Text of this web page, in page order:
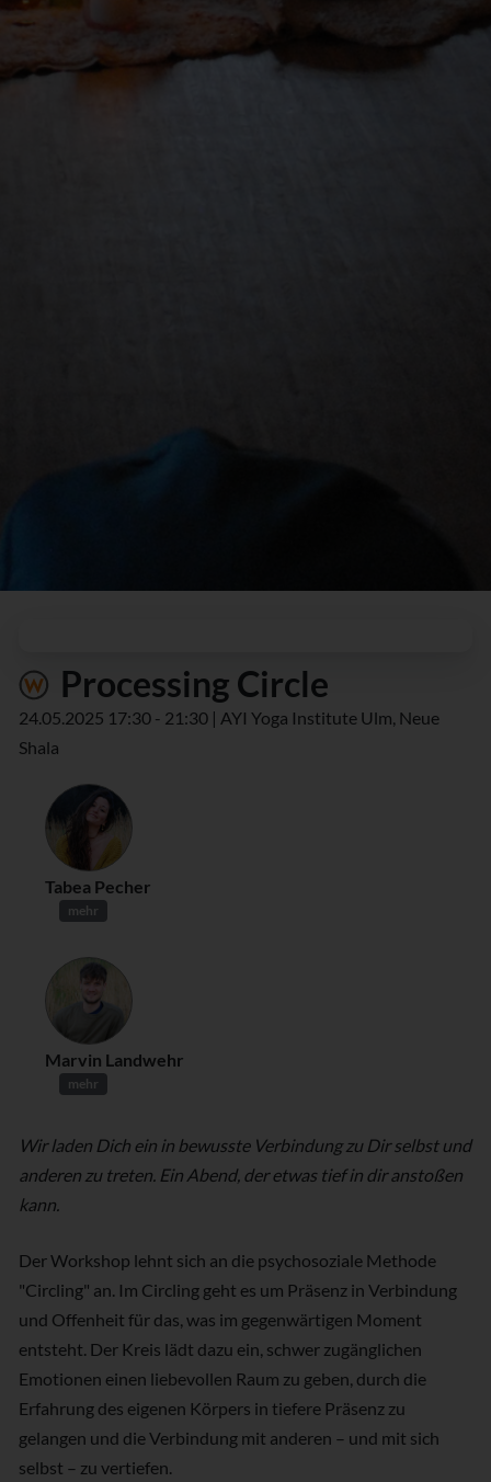
Processing Circle
24.05.2025 17:30 - 21:30 | AYI Yoga Institute Ulm, Neue
Shala
Tabea Pecher
mehr
Marvin Landwehr
mehr
Wir laden Dich ein in bewusste Verbindung zu Dir selbst und
anderen zu treten. Ein Abend, der etwas tief in dir anstoßen
kann.
Der Workshop lehnt sich an die psychosoziale Methode
"Circling" an. Im Circling geht es um Präsenz in Verbindung
und Offenheit für das, was im gegenwärtigen Moment
entsteht. Der Kreis lädt dazu ein, schwer zugänglichen
Emotionen einen liebevollen Raum zu geben, durch die
Erfahrung des eigenen Körpers in tiefere Präsenz zu
gelangen und die Verbindung mit anderen – und mit sich
selbst – zu vertiefen.